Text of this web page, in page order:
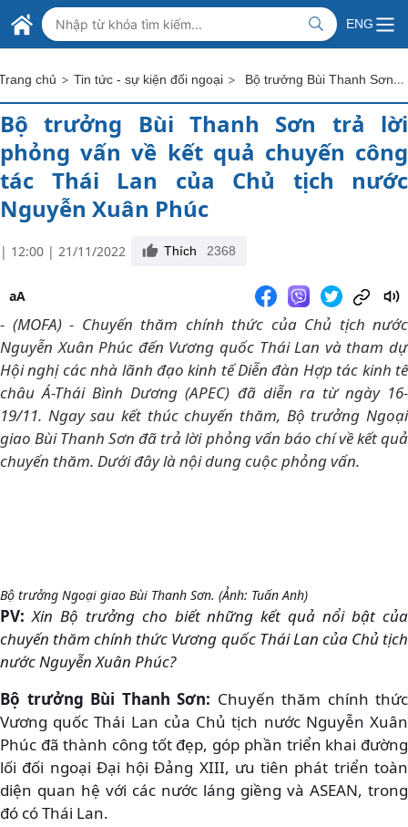
Skip to Main Content
BỘ NGOẠI GIAO VIỆT NAM
MINISTRY OF FOREIGN AFFAIRS
ENG
chủ > Tin tức - sự kiện đối ngoại > Bộ trưởng Bùi Thanh Sơn trả lời phỏng vấn về kết quả chuyến công tác Thái Lan của Chủ tịch nước Nguyễn Xuân Phúc
Bộ trưởng Bùi Thanh Sơn trả lời
phỏng vấn về kết quả chuyến công
tác Thái Lan của Chủ tịch nước
Nguyễn Xuân Phúc
| 12:00 | 21/11/2022 Thích 2368
aA
- (MOFA) - Chuyến thăm chính thức của Chủ tịch nước
Nguyễn Xuân Phúc đến Vương quốc Thái Lan và tham dự
Hội nghị các nhà lãnh đạo kinh tế Diễn đàn Hợp tác kinh tế
châu Á-Thái Bình Dương (APEC) đã diễn ra từ ngày 16-
19/11. Ngay sau kết thúc chuyến thăm, Bộ trưởng Ngoại
giao Bùi Thanh Sơn đã trả lời phỏng vấn báo chí về kết quả
chuyến thăm. Dưới đây là nội dung cuộc phỏng vấn.
Bộ trưởng Ngoại giao Bùi Thanh Sơn. (Ảnh: Tuấn Anh)
PV: Xin Bộ trưởng cho biết những kết quả nổi bật của
chuyến thăm chính thức Vương quốc Thái Lan của Chủ tịch
nước Nguyễn Xuân Phúc?
Bộ trưởng Bùi Thanh Sơn: Chuyến thăm chính thức
Vương quốc Thái Lan của Chủ tịch nước Nguyễn Xuân
Phúc đã thành công tốt đẹp, góp phần triển khai đường
lối đối ngoại Đại hội Đảng XIII, ưu tiên phát triển toàn
diện quan hệ với các nước láng giềng và ASEAN, trong
đó có Thái Lan.